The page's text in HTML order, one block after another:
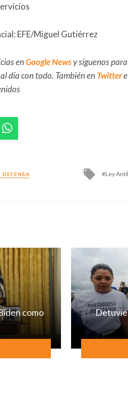
EFE/Miguel Gutiérrez
enGoogle Newsy síguenos
día con todo. También en Twittere
Tagged
with
Ley
como